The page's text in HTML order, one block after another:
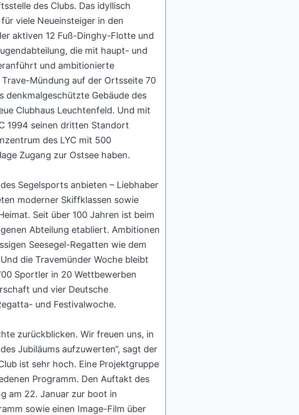
des Clubs. Das idyllisch
viele Neueinsteiger in den
aktiven 12 Fuß-Dinghy-Flotte und
die mit haupt- und
und ambitionierte
Mündung auf der Ortsseite 70
denkmalgeschützte Gebäude des
Clubhaus Leuchtenfeld. Und mit
1994 seinen dritten Standort
des LYC mit 500
Zugang zur Ostsee haben.
Segelsports anbieten – Liebhaber
moderner Skiffklassen sowie
Seit über 100 Jahren ist beim
Abteilung etabliert. Ambitionen
Seesegel-Regatten wie dem
die Travemünder Woche bleibt
Sportler in 20 Wettbewerben
und vier Deutsche
und Festivalwoche.
zurückblicken. Wir freuen uns, in
Jubiläums aufzuwerten“, sagt der
ist sehr hoch. Eine Projektgruppe
Programm. Den Auftakt des
am 22. Januar zur boot in
sowie einen Image-Film über